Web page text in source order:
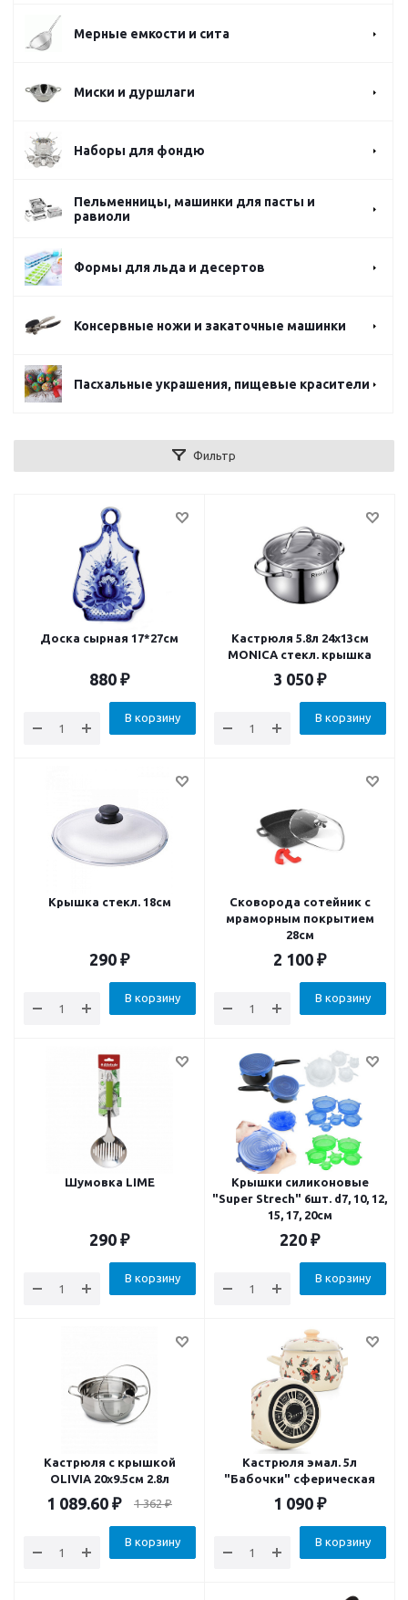
Мерные емкости и сита
Миски и дуршлаги
Наборы для фондю
Пельменницы, машинки для пасты и
равиоли
Формы для льда и десертов
Консервные ножи и закаточные машинки
Пасхальные украшения, пищевые красители
Фильтр
Доска сырная 17*27см
880 ₽
В корзину
Кастрюля 5.8л 24x13см
MONICA стекл. крышка
3 050 ₽
В корзину
Крышка стекл. 18см
290 ₽
В корзину
Сковорода сотейник с
мраморным покрытием
28см
2 100 ₽
В корзину
Шумовка LIME
290 ₽
В корзину
Крышки силиконовые
"Super Strech" 6шт. d7, 10, 12,
15, 17, 20см
220 ₽
В корзину
Кастрюля с крышкой
OLIVIA 20х9.5см 2.8л
1 089.60 ₽ 1 362₽
В корзину
Кастрюля эмал. 5л
"Бабочки" сферическая
1 090 ₽
В корзину